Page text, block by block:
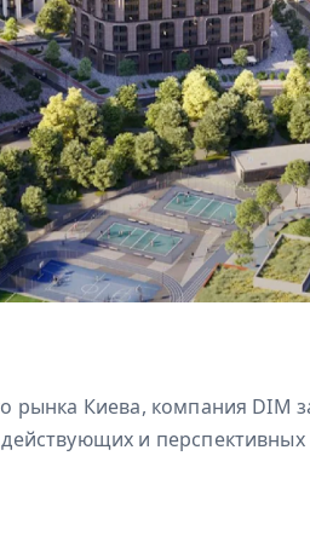
рынка Киева, компания DIM
и перспективных